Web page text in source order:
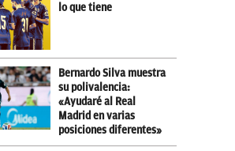
lo que tiene
Bernardo Silva muestra
su polivalencia:
«Ayudaré al Real
Madrid en varias
posiciones diferentes»